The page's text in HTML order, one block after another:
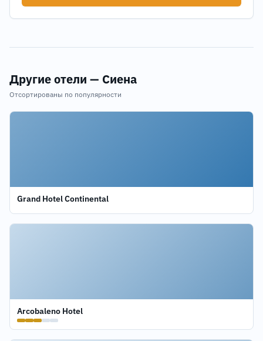
Другие отели — Сиена
Отсортированы по популярности
Grand Hotel Continental
Arcobaleno Hotel